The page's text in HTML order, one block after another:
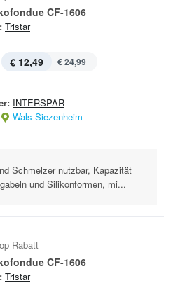
CF-1606
Tristar
€ 12,49 € 24,99
INTERSPAR
Wals-Siezenheim
Schmelzer nutzbar, Kapazität
und Silikonformen, mi...
Rabatt
CF-1606
Tristar